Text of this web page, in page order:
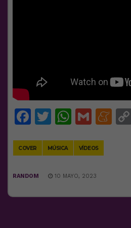
Facebook
TwitterGmail
COVER MÚSICA VÍDEOS
RANDOM 10 MAYO, 2023